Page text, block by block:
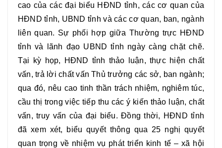
cao của các đại biểu HĐND tỉnh, các cơ quan của
HĐND tỉnh, UBND tỉnh và các cơ quan, ban, ngành
liên quan. Sự phối hợp giữa Thường trực HĐND
tỉnh và lãnh đạo UBND tỉnh ngày càng chặt chẽ.
Tại kỳ họp, HĐND tỉnh thảo luận, thực hiện chất
vấn, trả lời chất vấn Thủ trưởng các sở, ban ngành;
qua đó, nêu cao tinh thần trách nhiệm, nghiêm túc,
cầu thị trong việc tiếp thu các ý kiến thảo luận, chất
vấn, truy vấn của đại biểu. Đồng thời, HĐND tỉnh
đã xem xét, biểu quyết thông qua 25 nghị quyết
quan trọng về nhiệm vụ phát triển kinh tế – xã hội